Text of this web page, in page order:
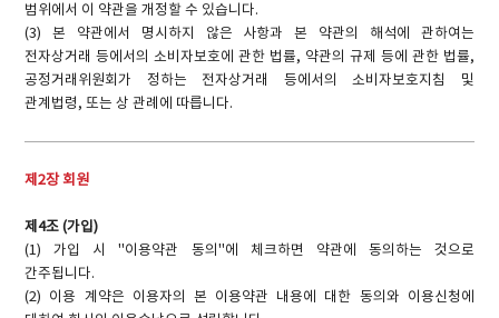
범위에서 이 약관을 개정할 수 있습니다.
(3) 본 약관에서 명시하지 않은 사항과 본 약관의 해석에 관하여는
전자상거래 등에서의 소비자보호에 관한 법률, 약관의 규제 등에 관한 법률,
공정거래위원회가 정하는 전자상거래 등에서의 소비자보호지침 및
관계법령, 또는 상 관례에 따릅니다.
제2장 회원
제4조 (가입)
(1) 가입 시 "이용약관 동의"에 체크하면 약관에 동의하는 것으로
간주됩니다.
(2) 이용 계약은 이용자의 본 이용약관 내용에 대한 동의와 이용신청에